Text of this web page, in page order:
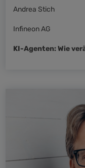
Andrea Stich
Infineon AG
KI-Agenten: Wie